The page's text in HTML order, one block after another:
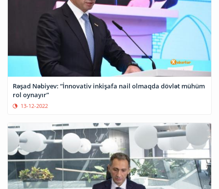
Rəşad Nəbiyev: “İnnovativ inkişafa nail olmaqda dövlət mühüm
rol oynayır”
13-12-2022